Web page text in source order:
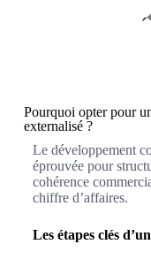
Pourquoi opter pour
externalisé ?
Le développement
éprouvée pour
cohérence
chiffre d’affaires.
Les étapes clés